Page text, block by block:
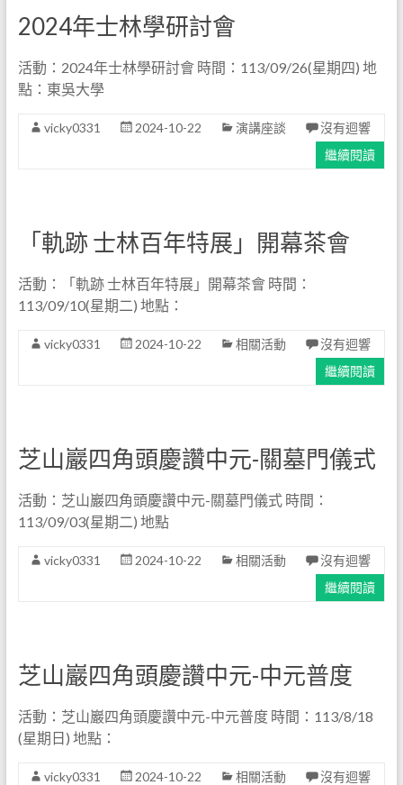
2024年士林學研討會
活動：2024年士林學研討會 時間：113/09/26(星期四) 地
點：東吳大學
vicky0331 2024-10-22 演講座談
沒有迴響
繼續閱讀
「軌跡 士林百年特展」開幕茶會
活動：「軌跡 士林百年特展」開幕茶會 時間：
113/09/10(星期二) 地點：
vicky0331 2024-10-22 相關活動
沒有迴響
繼續閱讀
芝山巖四角頭慶讚中元-關墓門儀式
活動：芝山巖四角頭慶讚中元-關墓門儀式 時間：
113/09/03(星期二) 地點
vicky0331 2024-10-22 相關活動
沒有迴響
繼續閱讀
芝山巖四角頭慶讚中元-中元普度
活動：芝山巖四角頭慶讚中元-中元普度 時間：113/8/18
(星期日) 地點：
vicky0331 2024-10-22 相關活動 沒有迴響